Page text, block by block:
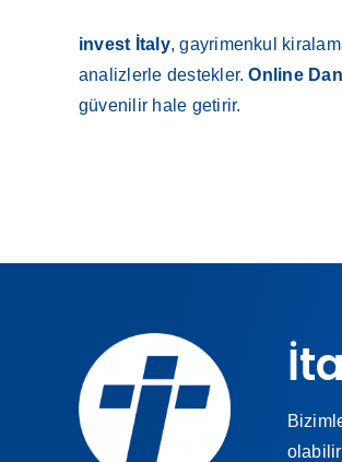
invest İtaly, gayrimenkul
analizlerle destekler.Online
güvenilir hale getirir.